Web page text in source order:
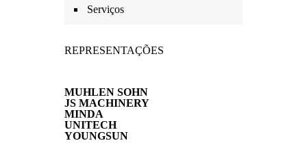
Serviços
REPRESENTAÇÕES
MUHLEN SOHN
JS MACHINERY
MINDA
UNITECH
YOUNGSUN